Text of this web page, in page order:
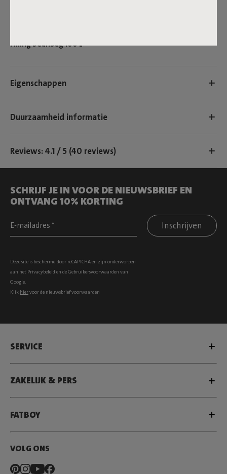
Filling beanbag 100 L
Eigenschappen
Duurzaamheid informatie
Reviews: 4.1 / 5 (40 reviews)
SCHRIJF JE IN VOOR DE NIEUWSBRIEF EN
ONTVANG 10% KORTING
Inschrijven
Deze site is beschermd door reCAPTCHA en zijn onderworpen
aan het Privacybeleid en deGebruikersvoorwaarden van
Google.
Klik hiervoor de nieuwsbrief voorwaarden
SERVICE
ZAKELIJK & PERS
FATBOY
VOLG ONS